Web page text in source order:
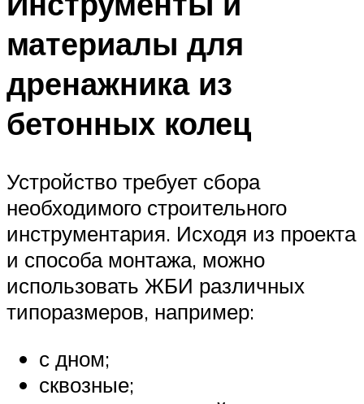
материалы для
дренажника из
бетонных колец
Устройство требует сбора
необходимого строительного
инструментария. Исходя из проекта
и способа монтажа, можно
использовать ЖБИ различных
типоразмеров, например:
с дном;
сквозные;